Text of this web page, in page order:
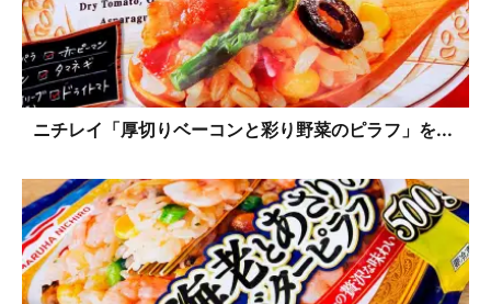
ニチレイ「厚切りベーコンと彩り野菜のピラフ」を...